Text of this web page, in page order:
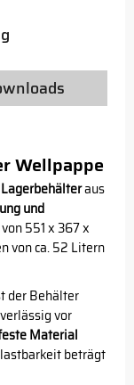
Wellpappe
Lagerbehälteraus
und
551 x 367 x
von ca. 52 Litern
der Behälter
vor
Material
beträgt